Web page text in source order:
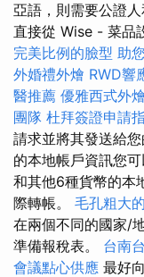
亞語，則需要公證
直接從 Wise - 菜品
完美比例的臉型 助
外婚禮外燴 RWD響
醫推薦 優雅西式外
團隊 杜拜簽證申請
請求並將其發送給您
的本地帳戶資訊您
和其他6種貨幣的本
際轉帳。 毛孔粗大
在兩個不同的國家/
準備報稅表。 台南
會議點心供應 最好